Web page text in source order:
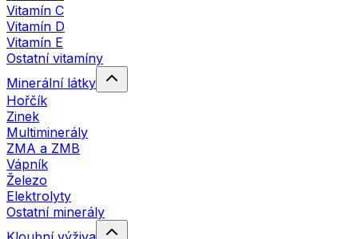
Vitamín C
Vitamín D
Vitamín E
Ostatní vitamíny
Minerální látky
Hořčík
Zinek
Multiminerály
ZMA a ZMB
Vápník
Železo
Elektrolyty
Ostatní minerály